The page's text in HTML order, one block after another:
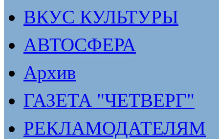
ВКУС КУЛЬТУРЫ
АВТОСФЕРА
Архив
ГАЗЕТА "ЧЕТВЕРГ"
РЕКЛАМОДАТЕЛЯМ